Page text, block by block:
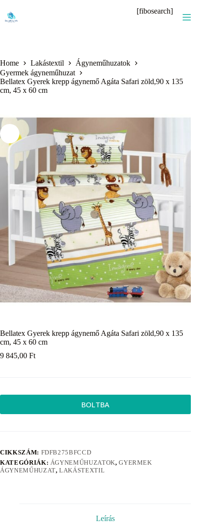
content
[fibosearch]
Home Lakástextil
Ágyneműhuzatok
Gyermek ágyneműhuzat
Bellatex Gyerek krepp ágynemő Agáta Safari zöld,90 x 135
cm, 45 x 60 cm
Bellatex Gyerek krepp ágynemő Agáta Safari zöld,90 x 135
cm, 45 x 60 cm
9 845,00 Ft
BOLTBA
CIKKSZÁM: FDFB275BFCCD
KATEGÓRIÁK: ÁGYNEMŰHUZATOK,GYERMEK
ÁGYNEMŰHUZAT,LAKÁSTEXTIL
Leírás